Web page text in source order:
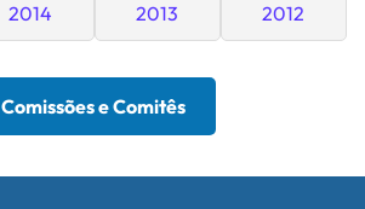
2014 2013 2012
Comissões e Comitês